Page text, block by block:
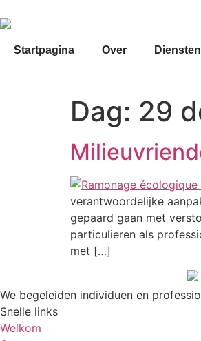
Startpagina Over Diensten
Dag: 29
verantwoordelijke
gepaard gaan met
particulieren als
met […]
We begeleiden individuen en
Snelle links
Welkom